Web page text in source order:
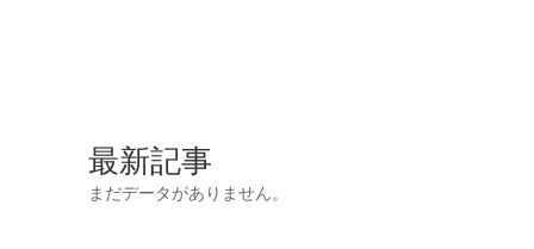
最新記事
まだデータがありません。